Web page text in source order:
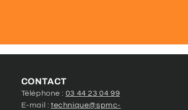
CONTACT
Téléphone : 03 44 23 04 99
E-mail : technique@spmc-